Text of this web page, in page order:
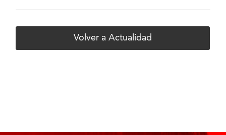
Volver a Actualidad